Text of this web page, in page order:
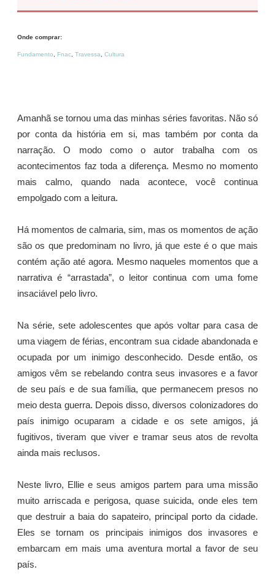
Onde comprar:
Fundamento Fnac Travessa Cultura
Amanhã se tornou uma das minhas séries favoritas. Não só
por conta da história em si, mas também por conta da
narração. O modo como o autor trabalha com os
acontecimentos faz toda a diferença. Mesmo no momento
mais calmo, quando nada acontece, você continua
empolgado com a leitura.
Há momentos de calmaria, sim, mas os momentos de ação
são os que predominam no livro, já que este é o que mais
contém ação até agora. Mesmo naqueles momentos que a
narrativa é “arrastada”, o leitor continua com uma fome
insaciável pelo livro.
Na série, sete adolescentes que após voltar para casa de
uma viagem de férias, encontram sua cidade abandonada e
ocupada por um inimigo desconhecido. Desde então, os
amigos vêm se rebelando contra seus invasores e a favor
de seu país e de sua família, que permanecem presos no
meio desta guerra. Depois disso, diversos colonizadores do
país inimigo ocuparam a cidade e os sete amigos, já
fugitivos, tiveram que viver e tramar seus atos de revolta
ainda mais reclusos.
Neste livro, Ellie e seus amigos partem para uma missão
muito arriscada e perigosa, quase suicida, onde eles tem
que destruir a baia do sapateiro, principal porto da cidade.
Eles se tornam os principais inimigos dos invasores e
embarcam em mais uma aventura mortal a favor de seu
país.